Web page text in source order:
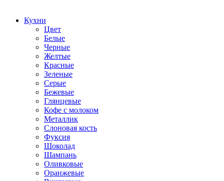
Кухни
Цвет
Белые
Черные
Желтые
Красные
Зеленые
Серые
Бежевые
Глянцевые
Кофе с молоком
Металлик
Слоновая кость
Фуксия
Шоколад
Шампань
Оливковые
Оранжевые